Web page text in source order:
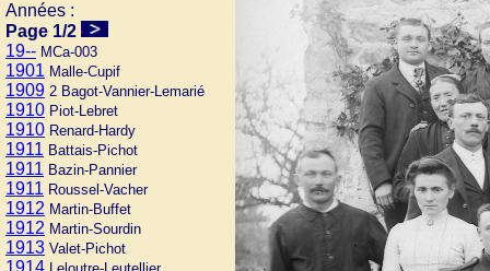
Années :
Page 1/2
19-- MCa-003
1901 Malle-Cupif
1909 2 Bagot-Vannier-Lemarié
1910 Piot-Lebret
1910 Renard-Hardy
1911 Battais-Pichot
1911 Bazin-Pannier
1911 Roussel-Vacher
1912 Martin-Buffet
1912 Martin-Sourdin
1913 Valet-Pichot